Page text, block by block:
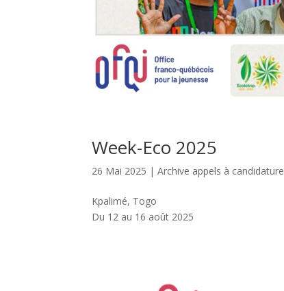
Week-Eco 2025
26 Mai 2025 |Archive appels à candidature
Kpalimé, Togo
Du 12 au 16 août 2025